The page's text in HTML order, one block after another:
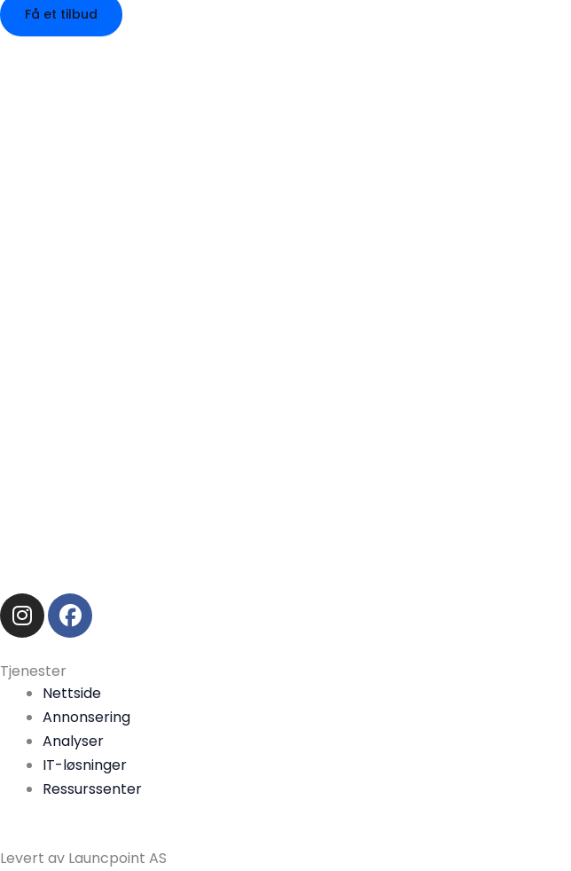
Få et tilbud
I
n
s
t
a
g
r
a
m
F
a
c
b
o
o
k
Tjenester
Nettside
Annonsering
Analyser
IT-løsninger
Ressurssenter
Levert av Launcpoint AS